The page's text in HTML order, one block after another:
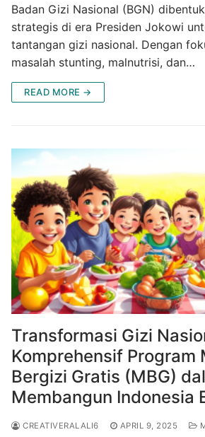
Badan Gizi Nasional (BGN)
strategis di era Presiden Jokowi
tantangan gizi nasional. Dengan
masalah stunting, malnutrisi, dan…
READ MORE →
Transformasi Gizi
Komprehensif Program
Bergizi Gratis (MBG)
Membangun Indonesia
CREATIVERALALI6 APRIL 9, 2025